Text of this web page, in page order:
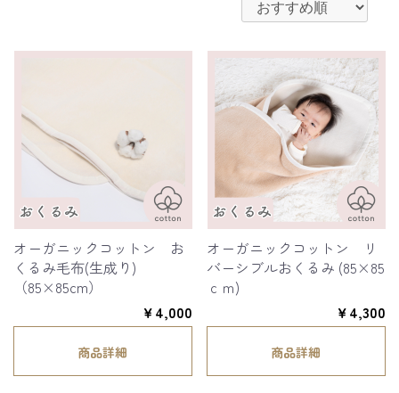
オーガニックコットン お
くるみ毛布(生成り)
（85×85cm）
￥4,000
商品詳細
オーガニックコットン リ
バーシブルおくるみ (85×85
ｃｍ)
￥4,300
商品詳細